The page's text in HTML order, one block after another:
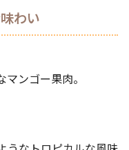
わい
ンゴー果肉。